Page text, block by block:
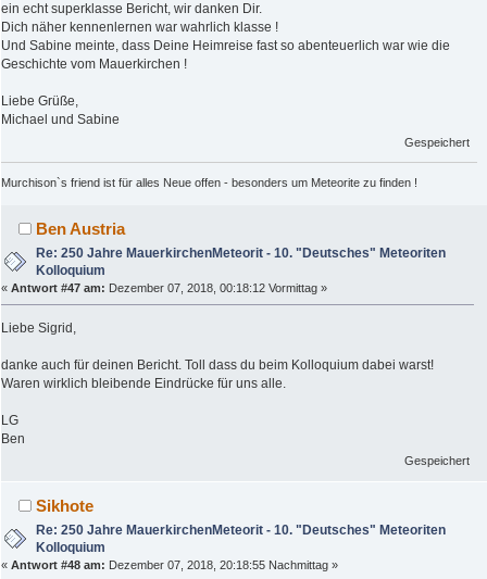
ein echt superklasse Bericht, wir danken Dir.
Dich näher kennenlernen war wahrlich klasse !
Und Sabine meinte, dass Deine Heimreise fast so abenteuerlich war wie die
Geschichte vom Mauerkirchen !
Liebe Grüße,
Michael und Sabine
Gespeichert
Murchison`s friend ist für alles Neue offen - besonders um Meteorite zu finden !
Ben Austria
Re: 250 Jahre MauerkirchenMeteorit - 10. "Deutsches" Meteoriten
Kolloquium
« Antwort #47 am: Dezember 07, 2018, 00:18:12 Vormittag »
Liebe Sigrid,
danke auch für deinen Bericht. Toll dass du beim Kolloquium dabei warst!
Waren wirklich bleibende Eindrücke für uns alle.
LG
Ben
Gespeichert
Sikhote
Re: 250 Jahre MauerkirchenMeteorit - 10. "Deutsches" Meteoriten
Kolloquium
« Antwort #48 am: Dezember 07, 2018, 20:18:55 Nachmittag »